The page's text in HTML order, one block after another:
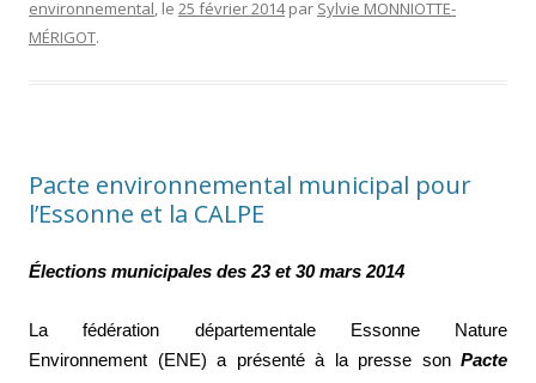
environnemental, le 25 février 2014 par Sylvie MONNIOTTE-
MÉRIGOT.
Pacte environnemental municipal pour
l’Essonne et la CALPE
Élections municipales des 23 et 30 mars 2014
La fédération départementale Essonne Nature
Environnement (ENE) a présenté à la presse son Pacte